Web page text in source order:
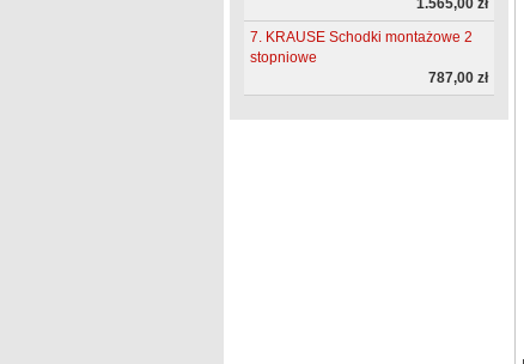
7. KRAUSE Schodki montażowe 2
stopniowe
787,00 zł